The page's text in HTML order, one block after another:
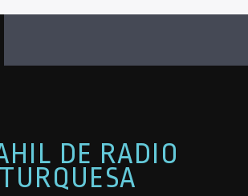
DE RADIO
TURQUESA